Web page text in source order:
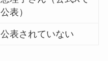
公表）
公表されていない